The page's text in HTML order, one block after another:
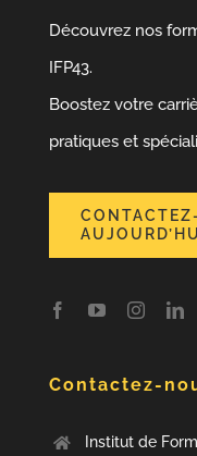
Découvrez nos
IFP43.
Boostez votre
pratiques et
Contactez-
Institut de